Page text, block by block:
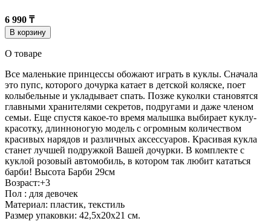
6 990 ₸
В корзину
О товаре
Все маленькие принцессы обожают играть в куклы. Сначала
это пупс, которого дочурка катает в детской коляске, поет
колыбельные и укладывает спать. Позже куколки становятся
главными хранителями секретов, подругами и даже членом
семьи. Еще спустя какое-то время малышка выбирает куклу-
красотку, длинноногую модель с огромным количеством
красивых нарядов и различных аксессуаров. Красивая кукла
станет лучшей подружкой Вашей дочурки. В комплекте с
куклой розовый автомобиль, в котором так любит кататься
барби! Высота Барби 29см
Возраст:+3
Пол : для девочек
Материал: пластик, текстиль
Размер упаковки: 42,5х20х21 см.